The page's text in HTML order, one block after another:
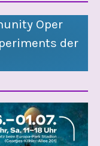
Oper
der